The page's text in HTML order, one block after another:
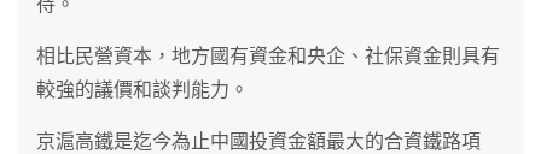
相比民營資本，地方國有資金和央企、社保資金則具有
較強的議價和談判能力。
京滬高鐵是迄今為止中國投資金額最大的合資鐵路項